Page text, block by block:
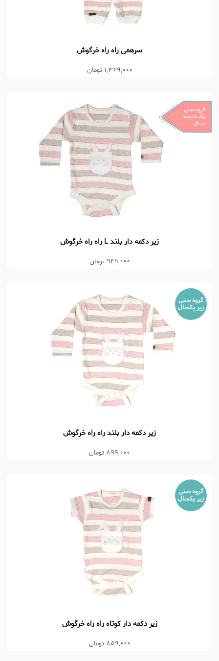
سرهمی راه راه خرگوش
1,329,000 تومان
زیر دکمه دار بلند L راه راه خرگوش
949,000 تومان
گروه سنی
زیر یکسال
زیر دکمه دار بلند راه راه خرگوش
899,000 تومان
گروه سنی
زیر یکسال
زیر دکمه دار کوتاه راه راه خرگوش
859,000 تومان